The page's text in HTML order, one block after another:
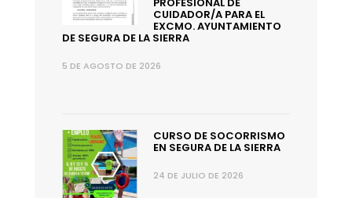
CUIDADOR/A PARA EL
EXCMO. AYUNTAMIENTO
DE SEGURA DE LA SIERRA
5 DE AGOSTO DE 2026
CURSO DE SOCORRISMO
EN SEGURA DE LA SIERRA
24 DE JULIO DE 2026